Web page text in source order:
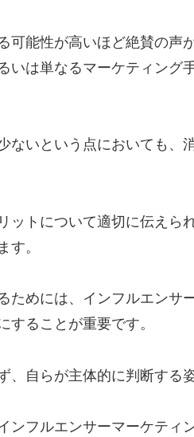
可能性が高いほど絶賛の声
いは単なるマーケティング
ないという点においても、
ットについて適切に伝えら
す。
ためには、インフルエンサ
することが重要です。
、自らが主体的に判断する
ンフルエンサーマーケティ